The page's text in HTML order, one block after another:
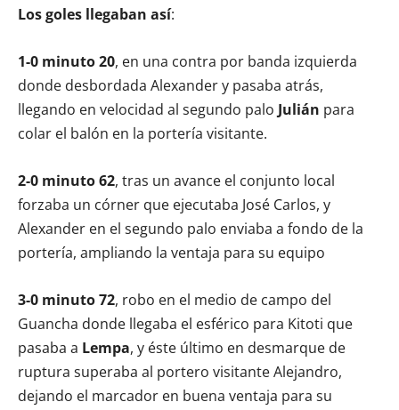
Los goles llegaban así:
1-0 minuto 20, en una contra por banda izquierda
donde desbordada Alexander y pasaba atrás,
llegando en velocidad al segundo palo Julián para
colar el balón en la portería visitante.
2-0 minuto 62, tras un avance el conjunto local
forzaba un córner que ejecutaba José Carlos, y
Alexander en el segundo palo enviaba a fondo de la
portería, ampliando la ventaja para su equipo
3-0 minuto 72, robo en el medio de campo del
Guancha donde llegaba el esférico para Kitoti que
pasaba a Lempa, y éste último en desmarque de
ruptura superaba al portero visitante Alejandro,
dejando el marcador en buena ventaja para su